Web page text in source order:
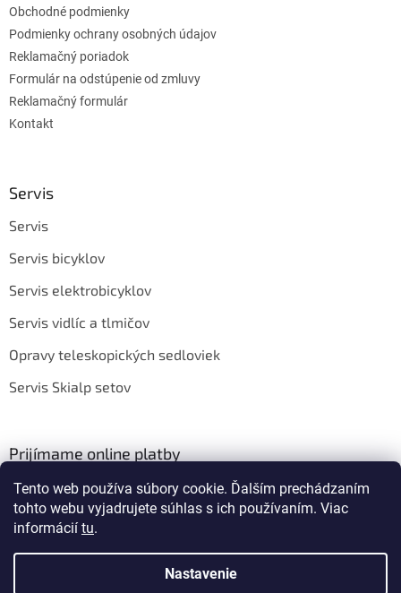
Tento web používa súbory cookie. Ďalším prechádzaním
tohto webu vyjadrujete súhlas s ich používaním. Viac
informácií tu.
Nastavenie
Obchodné podmienky
Podmienky ochrany osobných údajov
Reklamačný poriadok
Formulár na odstúpenie od zmluvy
Reklamačný formulár
Kontakt
Servis
Servis
Servis bicyklov
Servis elektrobicyklov
Servis vidlíc a tlmičov
Opravy teleskopických sedloviek
Servis Skialp setov
Prijímame online platby
Vytvoril Shoptet